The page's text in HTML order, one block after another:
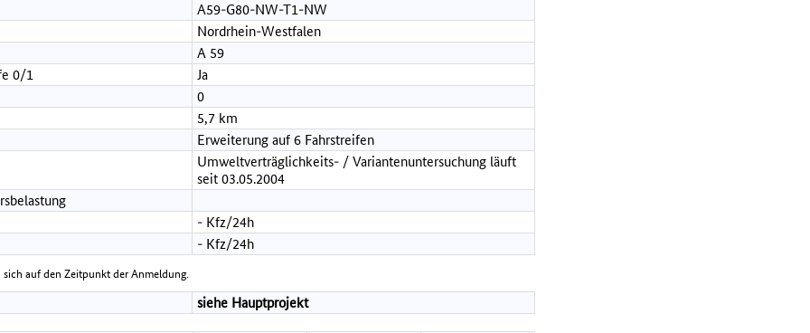
A59-G80-NW-T1-NW
Nordrhein-Westfalen
A 59
0/1
Ja
0
5,7 km
Erweiterung auf 6 Fahrstreifen
Umweltverträglichkeits- / Variantenuntersuchung läuft
seit 03.05.2004
- Kfz/24h
- Kfz/24h
auf den Zeitpunkt der Anmeldung.
siehe Hauptprojekt